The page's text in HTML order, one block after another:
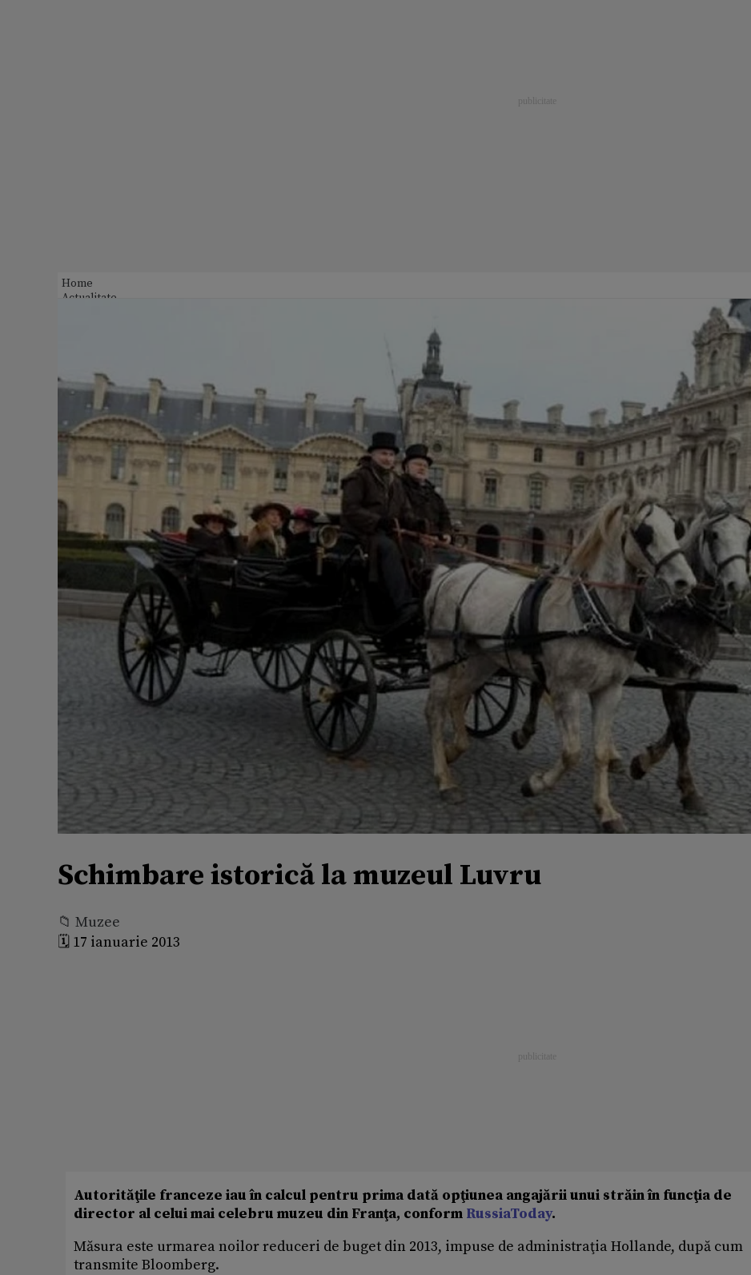
Home
Actualitate
Schimbare istorică la muzeul Luvru
📁 Muzee
🗓️ 17 ianuarie 2013
Autorităţile franceze iau în calcul pentru prima dată opţiunea angajării unui străin în funcţia de
director al celui mai celebru muzeu din Franţa, conform RussiaToday.
Măsura este urmarea noilor reduceri de buget din 2013, impuse de administraţia Hollande, după cum
transmite Bloomberg.